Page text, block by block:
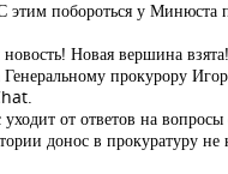
побороться у Минюста
новость! Новая вершина
прокурору
от ответов на
донос в прокуратуру